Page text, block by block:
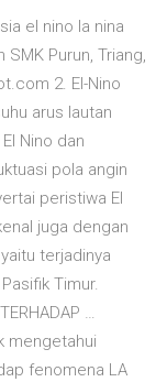
el nino la nina
Purun, Triang,
2. El-Nino
arus lautan
Nino dan
pola angin
peristiwa El
juga dengan
terjadinya
Timur.
…
mengetahui
fenomena LA